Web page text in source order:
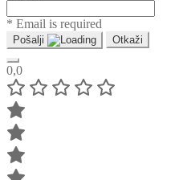
* Email is required
Pošalji Otkaži
0,0